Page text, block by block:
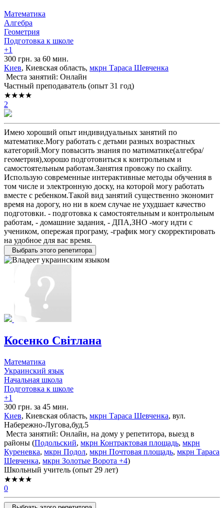
Математика
Алгебра
Геометрия
Подготовка к школе
+1
300 грн. за 60 мин.
Киев, Киевская область, мкрн Тараса Шевченка
Места занятий: Онлайн
Частный преподаватель (опыт 31 год)
★★★★
2
Имею хороший опыт индивидуальных занятий по
математике.Могу работать с детьми разных возрастных
категорий.Могу повысить знания по матиматике(алгебра/
геометрия),хорошо подготовиться к контрольным и
самостоятельным работам.Занятия провожу по скайпу.
Использую современные интерактивные методы обучения в
том числе и электронную доску, на которой могу работать
вместе с ребенком.Такой вид занятий существенно экономит
время на дорогу, но ни в коем случае не ухудшает качество
подготовки. - подготовка к самостоятельным и контрольным
работам, - домашние задания, - ДПА,ЗНО -могу идти с
учеником, опережая програму, -график могу скорректировать
на удобное для вас время.
Выбрать этого репетитора
Косенко Світлана
Математика
Украинский язык
Начальная школа
Подготовка к школе
+1
300 грн. за 45 мин.
Киев, Киевская область, мкрн Тараса Шевченка, вул.
Набережно-Лугова,буд.5
Места занятий: Онлайн, на дому у репетитора, выезд в
районы (Подольский, мкрн Контрактовая площадь, мкрн
Куреневка, мкрн Подол, мкрн Почтовая площадь, мкрн Тараса
Шевченка, мкрн Золотые Ворота +4)
Школьный учитель (опыт 29 лет)
★★★★
0